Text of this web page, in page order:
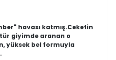
havası katmış.Ceketin
giyimde aranan o
yüksek bel formuyla